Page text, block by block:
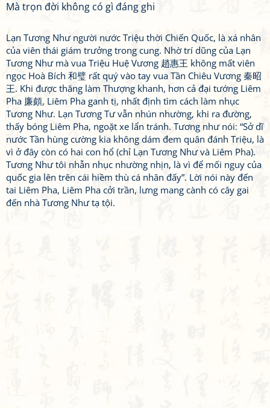
Mà trọn đời không có gì đáng ghi
Lạn Tương Như người nước Triệu thời Chiến Quốc, là xá nhân
của viên thái giám trưởng trong cung. Nhờ trí dũng của Lạn
Tương Như mà vua Triệu Huệ Vương 趙惠王 không mất viên
ngọc Hoà Bích 和璧 rất quý vào tay vua Tần Chiêu Vương 秦昭
王. Khi được thăng làm Thượng khanh, hơn cả đại tướng Liêm
Pha 廉頗, Liêm Pha ganh tị, nhất định tìm cách làm nhục
Tương Như. Lạn Tương Tư vẫn nhún nhường, khi ra đường,
thấy bóng Liêm Pha, ngoặt xe lẩn tránh. Tương như nói: “Sở dĩ
nước Tần hùng cường kia không dám đem quân đánh Triệu, là
vì ở đây còn có hai con hổ (chỉ Lạn Tương Như và Liêm Pha).
Tương Như tôi nhẫn nhục nhường nhịn, là vì để mối nguy của
quốc gia lên trên cái hiềm thù cá nhân đấy”. Lời nói này đến
tai Liêm Pha, Liêm Pha cởi trần, lưng mang cành có cây gai
đến nhà Tương Như tạ tội.